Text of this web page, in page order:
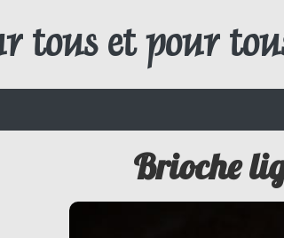
tous et pour
Brioche